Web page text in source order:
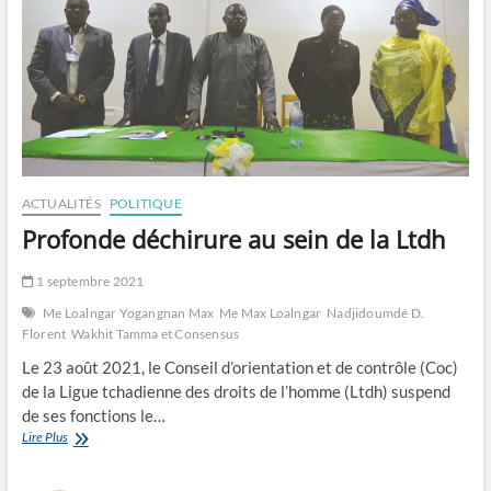
ACTUALITÉS POLITIQUE
Profonde déchirure au sein de la Ltdh
1 septembre 2021
Me Loalngar Yogangnan Max Me Max Loalngar Nadjidoumdé D.
Florent Wakhit Tamma et Consensus
Le 23 août 2021, le Conseil d’orientation et de contrôle (Coc)
de la Ligue tchadienne des droits de l’homme (Ltdh) suspend
de ses fonctions le…
Lire PlusProfonde